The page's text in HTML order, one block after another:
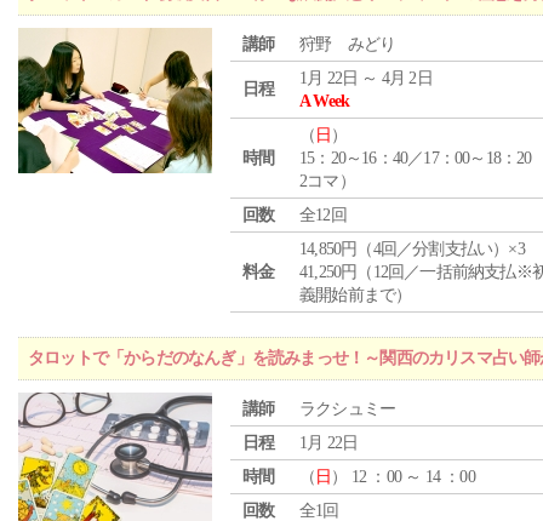
講師 狩野 みどり
日程
1月 22日 ～ 4月 2日
A Week
時間
（ 日 ）
15：20～16：40／17：00～18：20
2コマ）
回数
全12回
料金
14,850円（4回／分割支払い）×3
41,250円（12回／一括前納支払※
義開始前まで）
タロットで「からだのなんぎ」を読みまっせ！～関西のカリスマ占い
講師
ラクシュミー
日程
1月 22日
時間
（ 日 ） 12 ：00 ～ 14 ：00
回数
全1回